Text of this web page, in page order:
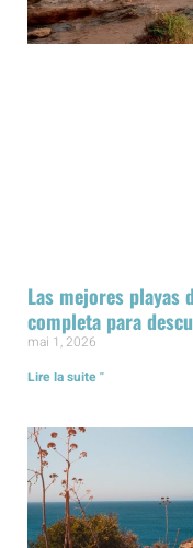
Las mejores playas
completa para
mai 1, 2026
Lire la suite "